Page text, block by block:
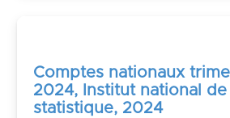
Comptes nationaux
2024, Institut national de
statistique, 2024